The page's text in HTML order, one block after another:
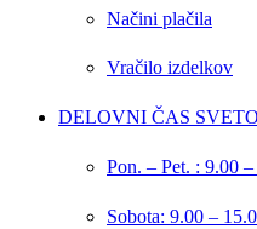
Načini plačila
Vračilo izdelkov
DELOVNI ČAS
Pon. – Pet. : 9.00
Sobota: 9.00 –